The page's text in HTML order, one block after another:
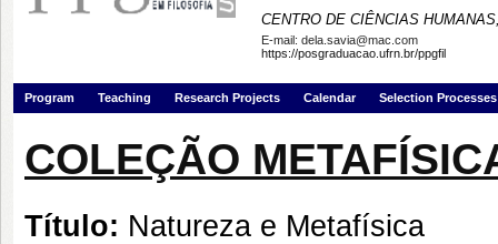
CENTRO DE CIÊNCIAS
E-mail: dela.savia@mac.com
https://posgraduacao.ufrn.br/ppgfil
Program Teaching Research Projects Calendar Selection Processes
COLEÇÃO
Título: Natureza e Metafísica